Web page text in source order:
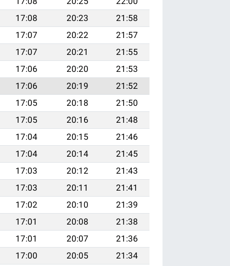
17:08 20:23
21:58
17:07 20:22
21:57
17:07 20:21
21:55
17:06 20:20
21:53
17:06 20:19
21:52
17:05 20:18
21:50
17:05 20:16
21:48
17:04 20:15
21:46
17:04 20:14
21:45
17:03 20:12
21:43
17:03 20:11
21:41
17:02 20:10
21:39
17:01 20:08
21:38
17:01 20:07
21:36
17:00 20:05
21:34